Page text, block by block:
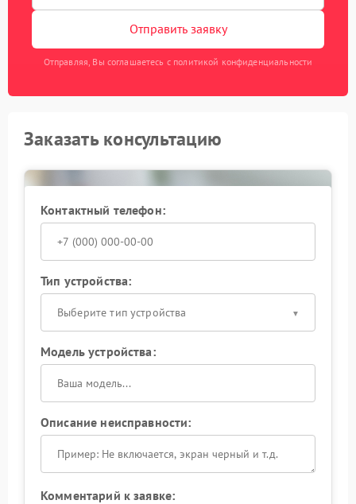
Отправить заявку
Отправляя, Вы соглашаетесь с политикой конфиденциальности
Заказать консультацию
Контактный телефон:
Тип устройства:
Выберите тип устройства
Модель устройства:
Описание неисправности:
Комментарий к заявке: